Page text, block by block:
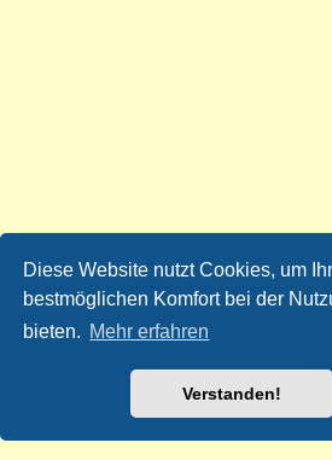
Diese Website nutzt Cookies, um
bestmöglichen Komfort bei der
bieten. Mehr erfahren
Verstanden!